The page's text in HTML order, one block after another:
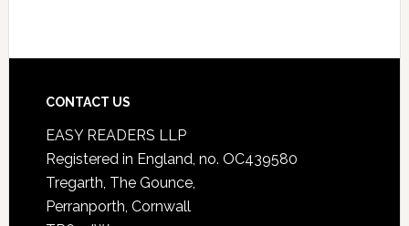
CONTACT US
EASY READERS LLP
Registered in England, no. OC439580
Tregarth, The Gounce,
Perranporth, Cornwall